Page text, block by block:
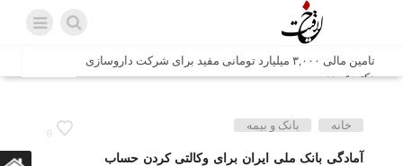
تامین مالی ۳,۰۰۰ میلیارد تومانی مفید برای شرکت داروسازی
دکتر عبیدی
شش وزیر کابینه پاکستان با حضور در سفارت ایران در اسلام
0
خانه بانک و بیمه
آمادگی بانک ملی ایران برای وکالتی کردن حساب